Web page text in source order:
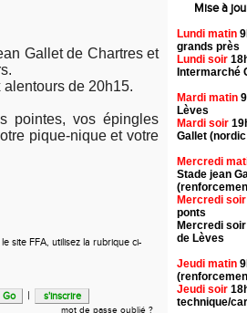
Gallet de Chartres et
alentours de 20h15.
pointes, vos épingles
pique-nique et votre
site FFA, utilisez la rubrique ci-
|
mot de passe oublié ?
Mise à
Lundi matin
grands près
Lundi soir
Intermarché
Mardi matin
Lèves
Mardi soir
Gallet
Mercredi
Stade jean
Mercredi soir
ponts
Mercredi
de Lèves
Jeudi matin
Jeudi soir
technique/